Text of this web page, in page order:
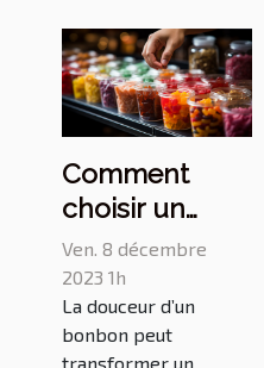
Comment
choisir un
grossiste de
bonbons pour
votre
commerce :
Ven. 8 décembre
2023 1h
La douceur d’un
bonbon peut
transformer un